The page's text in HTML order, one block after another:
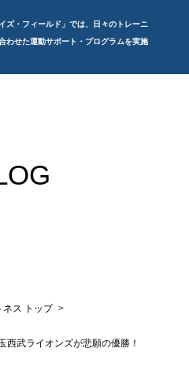
ズ・フィールド」では、日々のトレーニ
わせた運動サポート・プログラムを実施
ネス トップ
西武ライオンズが悲願の優勝！